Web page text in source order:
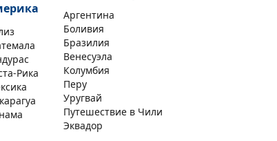
Рика
Аргентина
Боливия
Бразилия
Венесуэла
Колумбия
Перу
Уругвай
Путешествие в Чили
Эквадор